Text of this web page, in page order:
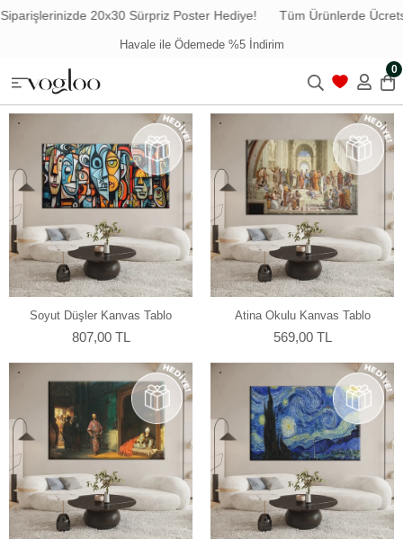
Sürpriz Poster Hediye! Tüm Ürünlerde Ücretsiz Kargo
Havale ile Ödemede %5 İndirim
0
Soyut Düşler Kanvas Tablo
807,00 TL
Atina Okulu Kanvas Tablo
569,00 TL